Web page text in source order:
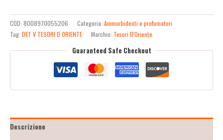
COD: 8008970055206 Categoria: Ammorbidenti e profumatori
Tag: DET V TESORI D ORIENTE Marchio: Tesori D'Oriente
Guaranteed Safe Checkout
Descrizione